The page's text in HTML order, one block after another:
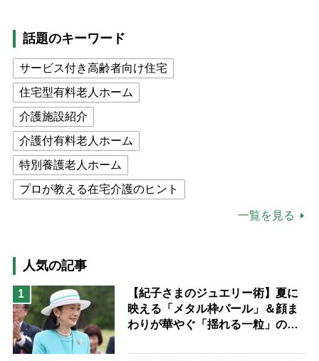
話題のキーワード
サービス付き高齢者向け住宅
住宅型有料老人ホーム
介護施設紹介
介護付有料老人ホーム
特別養護老人ホーム
プロが教える在宅介護のヒント
猫が母になつきません
息子の遠距離介護サバイバル術
兄がボケました
便利なサービス
予防法
一覧を見る
人気の記事
1
【紀子さまのジュエリー術】夏に
映える「メタル枠パール」＆顔ま
わりが華やぐ「揺れる一粒」の使